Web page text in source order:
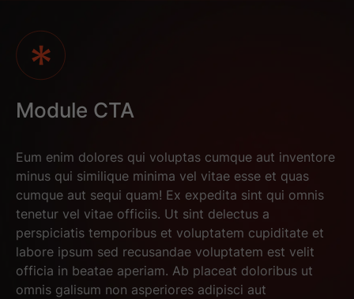
Module CTA
Eum enim dolores qui voluptas cumque aut inventore
minus qui similique minima vel vitae esse et quas
cumque aut sequi quam! Ex expedita sint qui omnis
tenetur vel vitae officiis. Ut sint delectus a
perspiciatis temporibus et voluptatem cupiditate et
labore ipsum sed recusandae voluptatem est velit
officia in beatae aperiam. Ab placeat doloribus ut
omnis galisum non asperiores adipisci aut